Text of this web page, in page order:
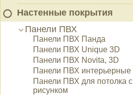
Настенные покрытия
Панели ПВХ
Панели ПВХ Панда
Панели ПВХ Unique 3D
Панели ПВХ Novita, 3D
Панели ПВХ интерьерные
Панели ПВХ для потолка с
рисунком